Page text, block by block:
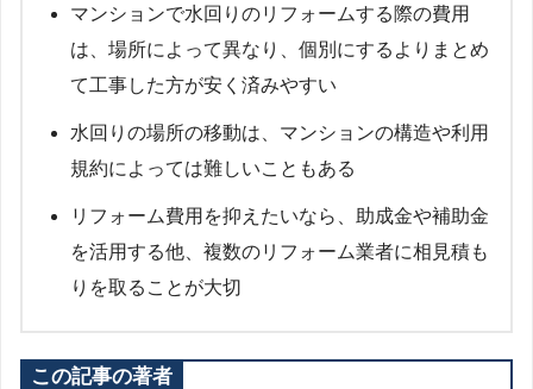
マンションで水回りのリフォームする際の費用
は、場所によって異なり、個別にするよりまとめ
て工事した方が安く済みやすい
水回りの場所の移動は、マンションの構造や利用
規約によっては難しいこともある
リフォーム費用を抑えたいなら、助成金や補助金
を活用する他、複数のリフォーム業者に相見積も
りを取ることが大切
この記事の著者